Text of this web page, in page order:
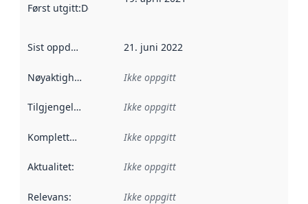
Først utgitt:Denne datoen sier når dataene i dette
Sist oppdatert 21. juni 2022
Nøyaktighet Ikke oppgitt
Tilgjengelighet Ikke oppgitt
Kompletthet Ikke oppgitt
Aktualitet: Ikke oppgitt
Relevans: Ikke oppgitt